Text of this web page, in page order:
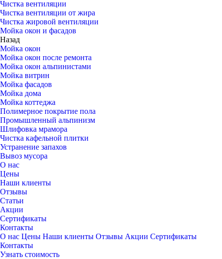
Чистка вентиляции
Чистка вентиляции от жира
Чистка жировой вентиляции
Мойка окон и фасадов
Назад
Мойка окон
Мойка окон после ремонта
Мойка окон альпинистами
Мойка витрин
Мойка фасадов
Мойка дома
Мойка коттеджа
Полимерное покрытие пола
Промышленный альпинизм
Шлифовка мрамора
Чистка кафельной плитки
Устранение запахов
Вывоз мусора
О нас
Цены
Наши клиенты
Отзывы
Статьи
Акции
Сертификаты
Контакты
О нас Цены Наши клиенты Отзывы Акции Сертификаты
Контакты
Узнать стоимость